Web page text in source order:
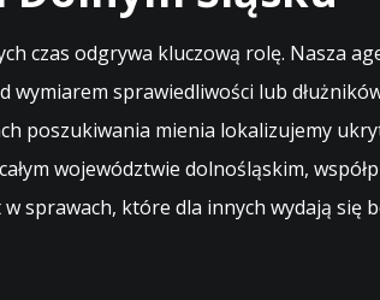
odgrywa kluczową rolę. Nasza
sprawiedliwości lub
poszukiwania mienia lokalizujemy
województwie dolnośląskim,
sprawach, które dla innych wydają się